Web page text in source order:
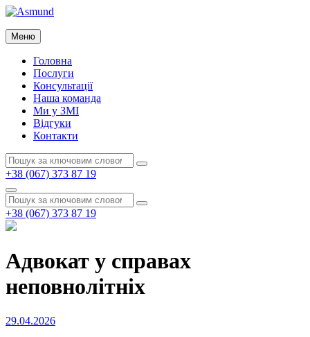
Перейти
вмісту
Asmund
Asmund
Меню
Головна
Послуги
Консультації
Наша команда
Ми у ЗМІ
Відгуки
Контакти
Пошук:
Пошук
+38 (067) 373 87 19
Пошук
Пошук:
Пошук
+38 (067) 373 87 19
Адвокат у справах
неповнолітніх
Опубліковано
29.04.2026